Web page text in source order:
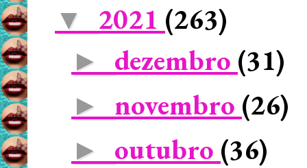
▼ 2021 (263)
► dezembro (31)
► novembro (26)
► outubro (36)